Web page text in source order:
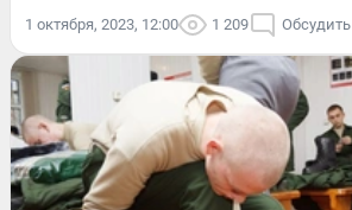
1 октября, 2023, 12:00 1 209 Обсудить